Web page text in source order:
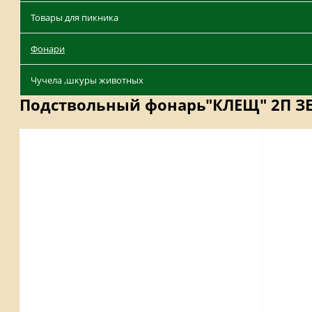
Товары для пикника
Фонари
Чучела ,шкуры животных
Подствольный фонарь"КЛЕЩ" 2П
Описание Отзывы Наличие на складах